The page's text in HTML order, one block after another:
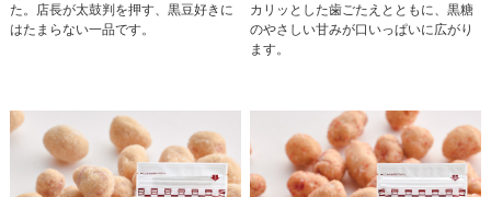
た。店長が太鼓判を押す、黒豆好きに
はたまらない一品です。
カリッとした歯ごたえとともに、黒糖
のやさしい甘みが口いっぱいに広がり
ます。